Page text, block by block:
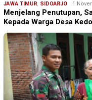
JAWA TIMUR, SIDOARJO Ryan
Karawang
1
Menjelang Penutupan,
Kepada Warga Desa